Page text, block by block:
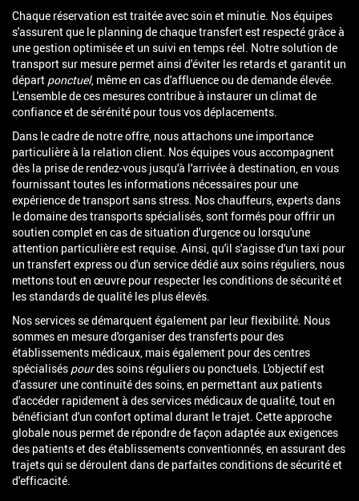
Chaque réservation est traitée avec soin et minutie. Nos équipes
s'assurent que le planning de chaque transfert est respecté grâce à
une gestion optimisée et un suivi en temps réel. Notre solution de
transport sur mesure permet ainsi d'éviter les retards et garantit un
départ ponctuel, même en cas d'affluence ou de demande élevée.
L'ensemble de ces mesures contribue à instaurer un climat de
confiance et de sérénité pour tous vos déplacements.
Dans le cadre de notre offre, nous attachons une importance
particulière à la relation client. Nos équipes vous accompagnent
dès la prise de rendez-vous jusqu'à l'arrivée à destination, en vous
fournissant toutes les informations nécessaires pour une
expérience de transport sans stress. Nos chauffeurs, experts dans
le domaine des transports spécialisés, sont formés pour offrir un
soutien complet en cas de situation d'urgence ou lorsqu'une
attention particulière est requise. Ainsi, qu'il s'agisse d'un taxi pour
un transfert express ou d'un service dédié aux soins réguliers, nous
mettons tout en œuvre pour respecter les conditions de sécurité et
les standards de qualité les plus élevés.
Nos services se démarquent également par leur flexibilité. Nous
sommes en mesure d'organiser des transferts pour des
établissements médicaux, mais également pour des centres
spécialisés pourdes soins réguliers ou ponctuels. L'objectif est
d'assurer une continuité des soins, en permettant aux patients
d'accéder rapidement à des services médicaux de qualité, tout en
bénéficiant d'un confort optimal durant le trajet. Cette approche
globale nous permet de répondre de façon adaptée aux exigences
des patients et des établissements conventionnés, en assurant des
trajets qui se déroulent dans de parfaites conditions de sécurité et
d'efficacité.